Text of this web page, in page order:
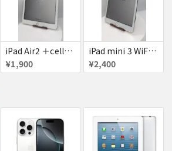
iPad Air2 ＋cellular 16GB
¥1,900
iPad mini 3 WiFi+Cellular 16GB
¥2,400